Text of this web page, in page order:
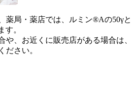
薬局・薬店では、ルミン®Aの50γと
す。
や、お近くに販売店がある場合は、
ださい。